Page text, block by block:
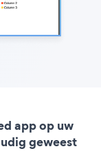
app op uw
geweest